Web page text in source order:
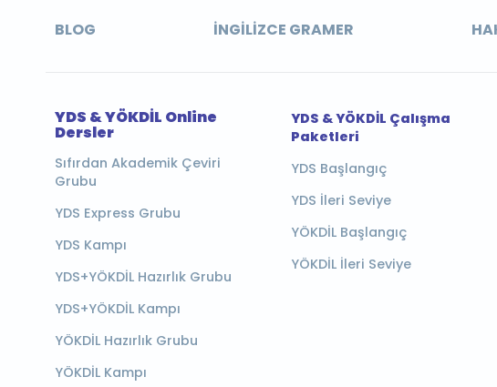
BLOG İNGILIZCE GRAMER
YDS & YÖKDİL Online
Dersler
Sıfırdan Akademik Çeviri
Grubu
YDS Express Grubu
YDS Kampı
YDS+YÖKDİL Hazırlık Grubu
YDS+YÖKDİL Kampı
YÖKDİL Hazırlık Grubu
YÖKDİL Kampı
YDS & YÖKDİL Çalışma
Paketleri
YDS Başlangıç
YDS İleri Seviye
YÖKDİL Başlangıç
YÖKDİL İleri Seviye